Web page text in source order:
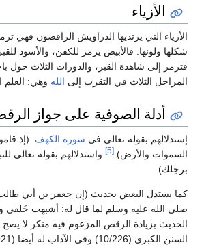
الأزياء
الأزياء التي يرتديها الدراويش الراقصون فهي
شكلها ولونها. فالأبيض يرمز للكفن، والأسود
فترمز إلى شاهدة القبر، والدورات الثلاث حول
المراحل الثلاث في التقرب إلى الله وهي: العلم
أدلة الصوفية على جواز
إستدلالهم بقوله تعالى في سورة الكهف: (إذ
السموات والأرض). [5]
واستدلالهم بقوله تعالى
برجلك).
كما يستدل البعض بحديث (إن جعفر بن أبي
صلى الله عليه وسلم لما قال له: أشبهت خَلقي
الحديث بزيادة الرقص المزعوم فيه منكر لا يصح